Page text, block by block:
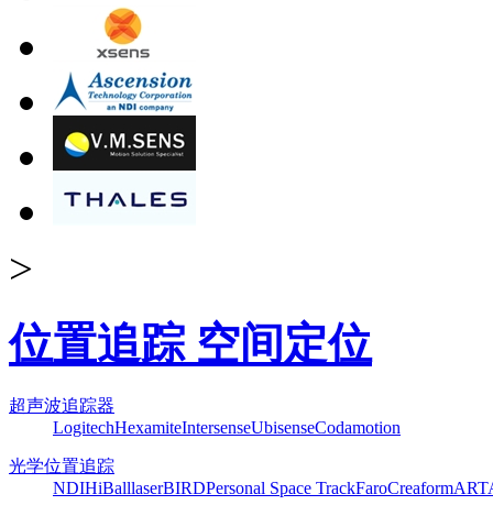
>
位置追踪 空间定位
超声波追踪器
LogitechHexamiteIntersenseUbisenseCodamotion
光学位置追踪
NDIHiBalllaserBIRDPersonal Space TrackFaroCreaformART